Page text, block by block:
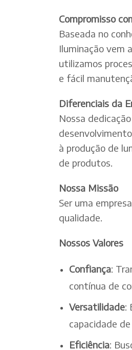
Compromisso
Baseada no
Iluminação vem
utilizamos
e fácil
Diferenciais da
Nossa
à produção de
de produtos.
Nossa Missão
Ser uma
qualidade.
Nossos Valores
Confiança:
contínua de
Versatilidade:
capacidade
Eficiência: